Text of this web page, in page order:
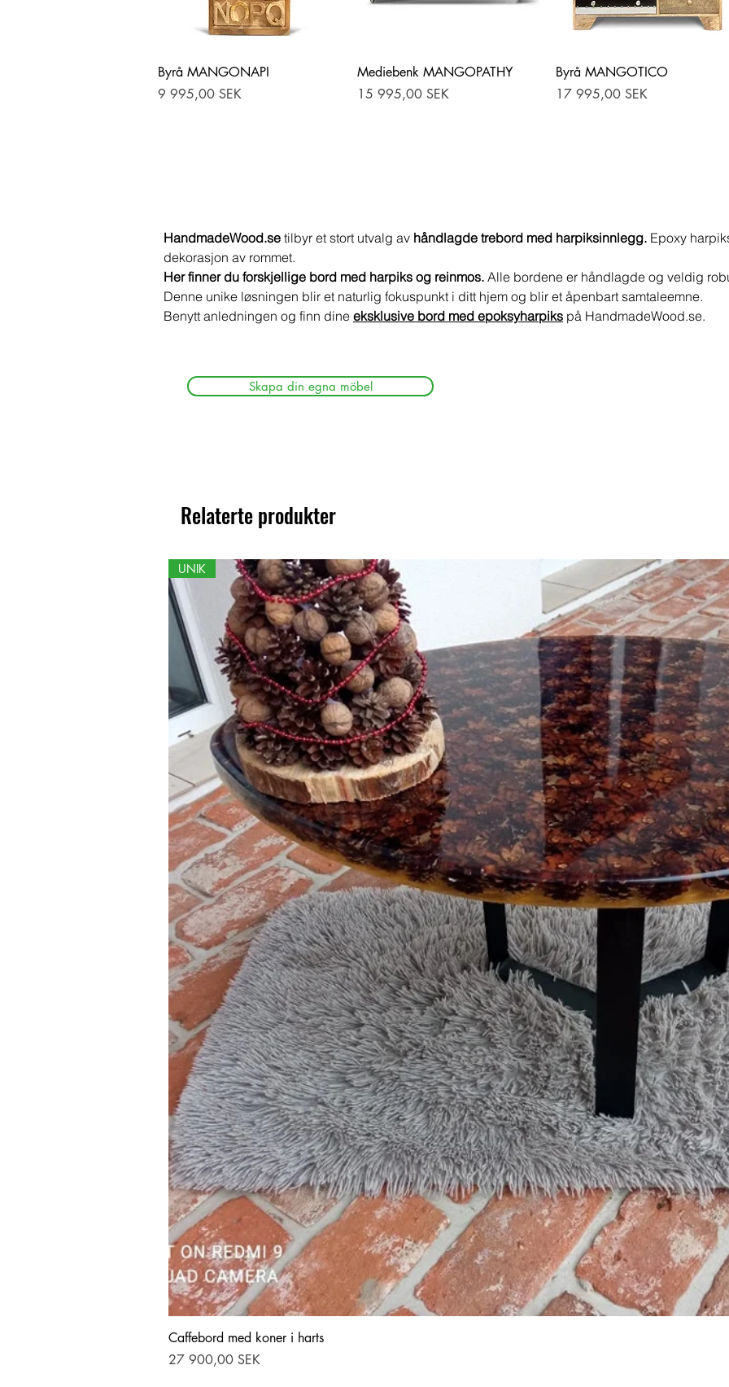
Hurtigvisning
Byrå MANGONAPI
Pris
9 995,00 SEK
Hurtigvisning
Mediebenk MANGOPATHY
Pris
15 995,00 SEK
Hurtigvisning
Byrå MANGOTICO
Pris
17 995,00 SEK
HandmadeWood.se tilbyr et stort utvalg av håndlagde trebord med harpiksinnlegg. Epoxy
dekorasjon av rommet.
Her finner du forskjellige bord med harpiks og reinmos. Alle bordene er håndlagde og veldig
Denne unike løsningen blir et naturlig fokuspunkt i ditt hjem og blir et åpenbart samtaleemne.
Benytt anledningen og finn dine eksklusive bord med epoksyharpiks på HandmadeWood.se.
Skapa din egna möbel
Relaterte produkter
UNIK
Caffebord med koner i harts
Pris
27 900,00 SEK